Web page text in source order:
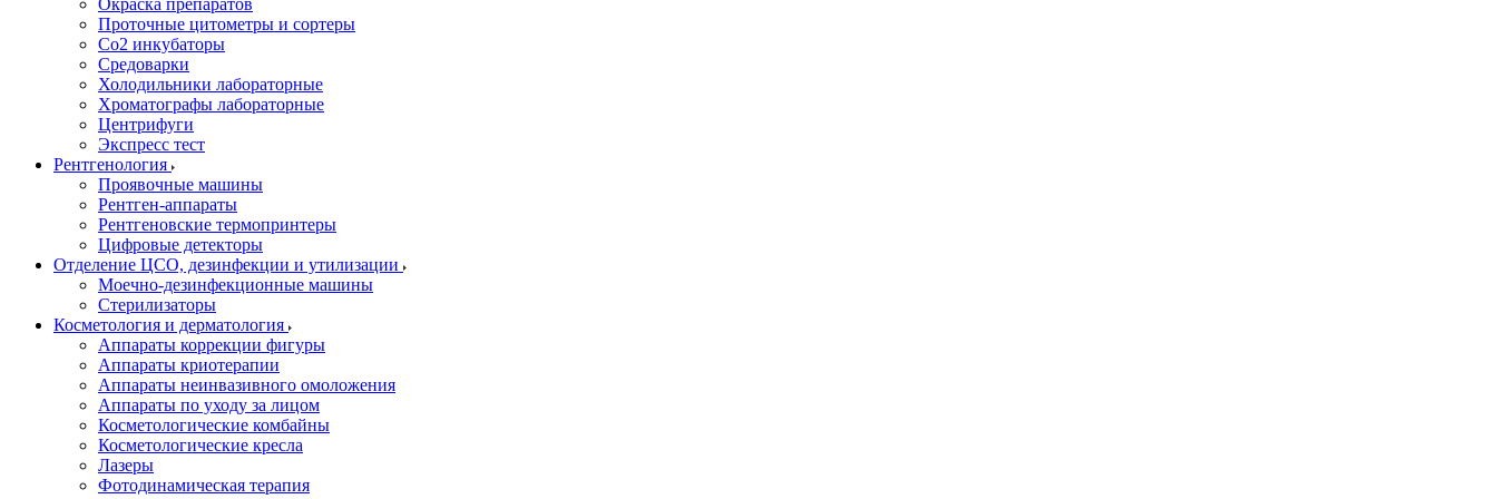
Окраска препаратов
Проточные цитометры и сортеры
Со2 инкубаторы
Средоварки
Холодильники лабораторные
Хроматографы лабораторные
Центрифуги
Экспресс тест
Рентгенология
Проявочные машины
Рентген-аппараты
Рентгеновские термопринтеры
Цифровые детекторы
Отделение ЦСО, дезинфекции и утилизации
Моечно-дезинфекционные машины
Стерилизаторы
Косметология и дерматология
Аппараты коррекции фигуры
Аппараты криотерапии
Аппараты неинвазивного омоложения
Аппараты по уходу за лицом
Косметологические комбайны
Косметологические кресла
Лазеры
Фотодинамическая терапия